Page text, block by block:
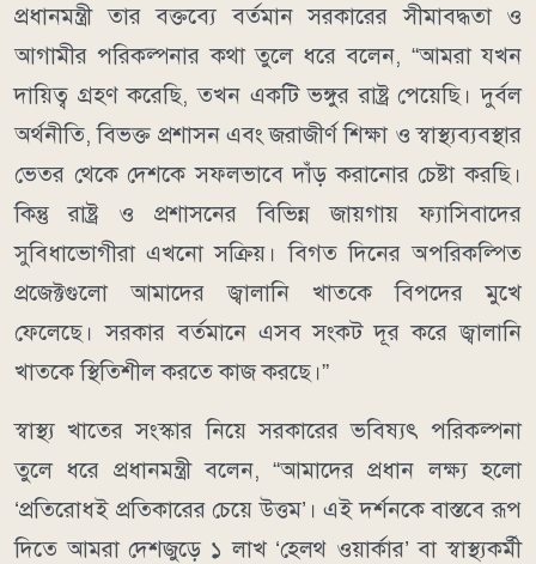
প্রধানমন্ত্রী তার বক্তব্যে বর্তমান সরকারের সীমাবদ্ধতা ও
আগামীর পরিকল্পনার কথা তুলে ধরে বলেন, “আমরা যখন
দায়িত্ব গ্রহণ করেছি, তখন একটি ভঙ্গুর রাষ্ট্র পেয়েছি। দুর্বল
অর্থনীতি, বিভক্ত প্রশাসন এবং জরাজীর্ণ শিক্ষা ও স্বাস্থ্যব্যবস্থার
ভেতর থেকে দেশকে সফলভাবে দাঁড় করানোর চেষ্টা করছি।
কিন্তু রাষ্ট্র ও প্রশাসনের বিভিন্ন জায়গায় ফ্যাসিবাদের
সুবিধাভোগীরা এখনো সক্রিয়। বিগত দিনের অপরিকল্পিত
প্রজেক্টগুলো আমাদের জ্বালানি খাতকে বিপদের মুখে
ফেলেছে। সরকার বর্তমানে এসব সংকট দূর করে জ্বালানি
খাতকে স্থিতিশীল করতে কাজ করছে।”
স্বাস্থ্য খাতের সংস্কার নিয়ে সরকারের ভবিষ্যৎ পরিকল্পনা
তুলে ধরে প্রধানমন্ত্রী বলেন, “আমাদের প্রধান লক্ষ্য হলো
‘প্রতিরোধই প্রতিকারের চেয়ে উত্তম’। এই দর্শনকে বাস্তবে রূপ
দিতে আমরা দেশজুড়ে ১ লাখ ‘হেলথ ওয়ার্কার’ বা স্বাস্থ্যকর্মী